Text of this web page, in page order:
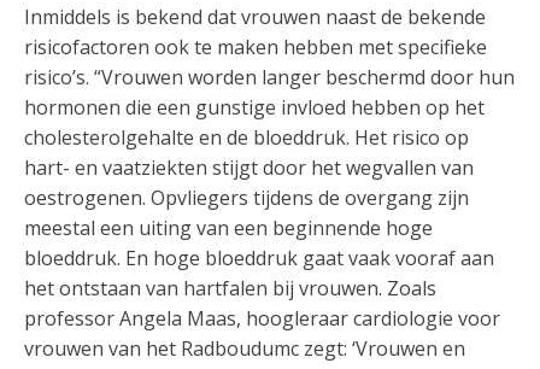
Inmiddels is bekend dat vrouwen naast de bekende
risicofactoren ook te maken hebben met specifieke
risico’s. “Vrouwen worden langer beschermd door hun
hormonen die een gunstige invloed hebben op het
cholesterolgehalte en de bloeddruk. Het risico op
hart- en vaatziekten stijgt door het wegvallen van
oestrogenen. Opvliegers tijdens de overgang zijn
meestal een uiting van een beginnende hoge
bloeddruk. En hoge bloeddruk gaat vaak vooraf aan
het ontstaan van hartfalen bij vrouwen. Zoals
professor Angela Maas, hoogleraar cardiologie voor
vrouwen van het Radboudumc zegt: ‘Vrouwen en